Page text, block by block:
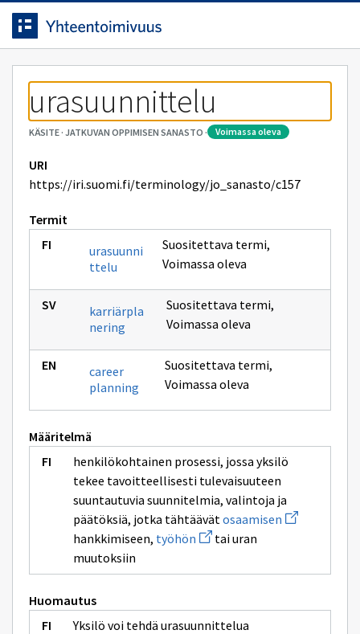
Siirrytty
sivulle
Siirry suoraan sisältöön.
urasuunnittelu
KÄSITE· JATKUVAN OPPIMISEN SANASTO · voimassa oleva
URI
https://iri.suomi.fi/terminology/jo_sanasto/c157
Termit
urasuunni
ttelu
Suositettava termi,
Voimassa oleva
karriärpla
nering
Suositettava termi,
Voimassa oleva
career
planning
Suositettava termi,
Voimassa oleva
Määritelmä
henkilökohtainen prosessi, jossa yksilö
tekee tavoitteellisesti tulevaisuuteen
suuntautuvia suunnitelmia, valintoja ja
päätöksiä, jotka tähtäävätosaamisen Avaa
uuden
hankkimiseen, työhön Avaa
uuden
sivulle
tai uran
muutoksiin
Huomautus
Yksilö voi tehdä urasuunnittelua